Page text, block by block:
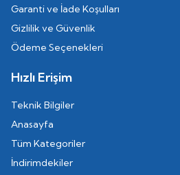
Garanti ve İade Koşulları
Gizlilik ve Güvenlik
Ödeme Seçenekleri
Hızlı Erişim
Teknik Bilgiler
Anasayfa
Tüm Kategoriler
İndirimdekiler